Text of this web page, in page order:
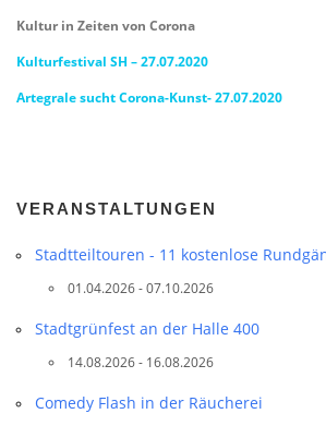
Kultur in Zeiten von Corona
Kulturfestival SH – 27.07.2020
Artegrale sucht Corona-Kunst- 27.07.2020
VERANSTALTUNGEN
Stadtteil­touren - 11 kostenlose
01.04.2026 - 07.10.2026
Stadtgrünfest an der Halle 400
14.08.2026 - 16.08.2026
Comedy Flash in der Räucherei